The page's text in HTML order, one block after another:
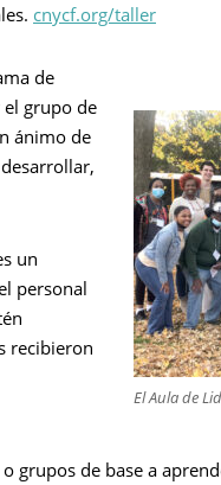
cnycf.org/taller
El Aula de
de
grupo de
ánimo de
un
personal
recibieron
grupos de base a